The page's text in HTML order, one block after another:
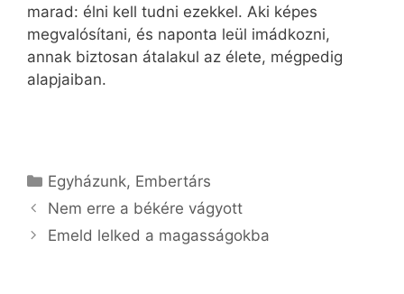
marad: élni kell tudni ezekkel. Aki képes
megvalósítani, és naponta leül imádkozni,
annak biztosan átalakul az élete, mégpedig
alapjaiban.
Kategória
Egyházunk, Embertárs
Nem erre a békére vágyott
Emeld lelked a magasságokba